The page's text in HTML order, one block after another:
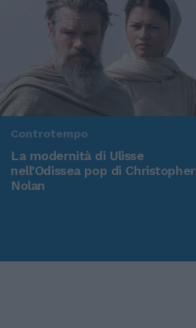
Controtempo
La modernità di Ulisse
nell'Odissea pop di Christopher
Nolan